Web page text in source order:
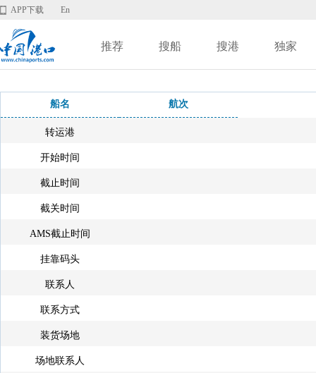
APP下载 En
推荐 搜船 搜港 独家
船名 航次
转运港
开始时间
截止时间
截关时间
AMS截止时间
挂靠码头
联系人
联系方式
装货场地
场地联系人